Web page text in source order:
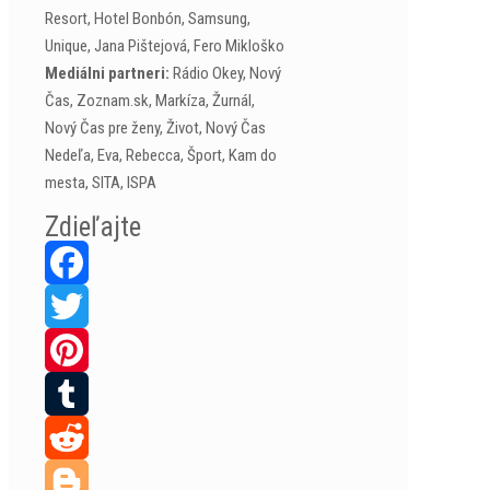
Resort, Hotel Bonbón, Samsung,
Unique, Jana Pištejová, Fero Mikloško
Mediálni partneri: Rádio Okey, Nový
Čas, Zoznam.sk, Markíza, Žurnál,
Nový Čas pre ženy, Život, Nový Čas
Nedeľa, Eva, Rebecca, Šport, Kam do
mesta, SITA, ISPA
Zdieľajte
Facebook
Twitter
Pinterest
Tumblr
Reddit